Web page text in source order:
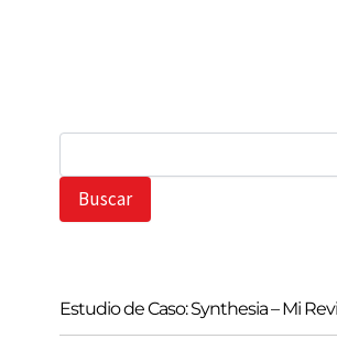
B
s
Buscar
Estudio de Caso: Synthesia – Mi